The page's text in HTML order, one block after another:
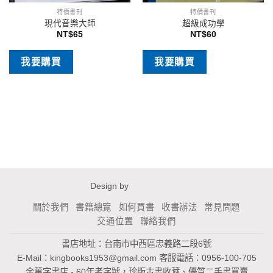
特價書刊
現代音樂大師
NT$65
我要購買
特價書刊
超級成功學
NT$60
我要購買
Design by
關於我們 書籍總覽 如何買書 收書辦法
常見問題
交通位置
聯絡我們
書店地址：台南市中西區忠義路二段6號
E-Mail： kingbooks1953@gmail.com 客服電話：0956-100-705